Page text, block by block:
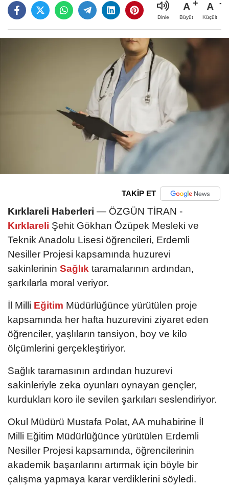
Dinle
A
Büyüt
A
Küçült
TAKİP ET
Kırklareli Haberleri — ÖZGÜN TİRAN -
Kırklareli Şehit Gökhan Özüpek Mesleki ve
Teknik Anadolu Lisesi öğrencileri, Erdemli
Nesiller Projesi kapsamında huzurevi
sakinlerinin Sağlık taramalarının ardından,
şarkılarla moral veriyor.
İl Milli Eğitim Müdürlüğünce yürütülen proje
kapsamında her hafta huzurevini ziyaret eden
öğrenciler, yaşlıların tansiyon, boy ve kilo
ölçümlerini gerçekleştiriyor.
Sağlık taramasının ardından huzurevi
sakinleriyle zeka oyunları oynayan gençler,
kurdukları koro ile sevilen şarkıları seslendiriyor.
Okul Müdürü Mustafa Polat, AA muhabirine İl
Milli Eğitim Müdürlüğünce yürütülen Erdemli
Nesiller Projesi kapsamında, öğrencilerinin
akademik başarılarını artırmak için böyle bir
çalışma yapmaya karar verdiklerini söyledi.